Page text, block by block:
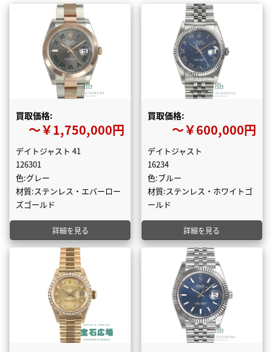
買取価格:
〜￥1,750,000円
デイトジャスト 41
126301
色:グレー
材質:ステンレス・エバーロー
ズゴールド
詳細を見る
買取価格:
〜￥600,000円
デイトジャスト
16234
色:ブルー
材質:ステンレス・ホワイトゴ
ールド
詳細を見る